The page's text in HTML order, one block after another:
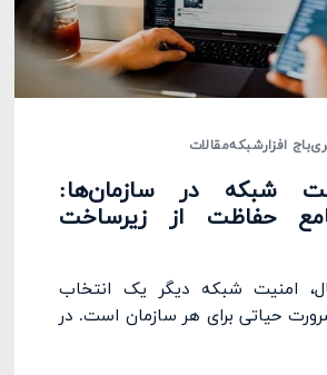
باج افزارشبکهمقالات
شبکه در سازمان‌ها:
حفاظت از زیرساخت
امنیت شبکه دیگر یک انتخاب
حیاتی برای هر سازمان است. در